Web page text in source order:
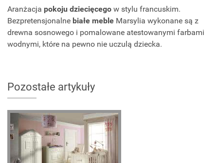
Aranżacja pokoju dziecięcego w stylu francuskim.
Bezpretensjonalne białe meble Marsylia wykonane są z
drewna sosnowego i pomalowane atestowanymi farbami
wodnymi, które na pewno nie uczulą dziecka.
Pozostałe artykuły